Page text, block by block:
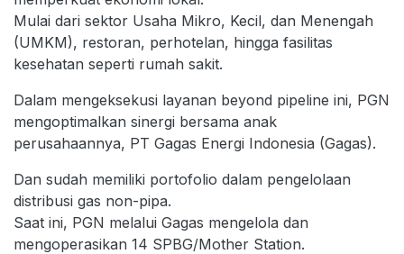
Mulai dari sektor Usaha Mikro, Kecil, dan Menengah
(UMKM), restoran, perhotelan, hingga fasilitas
kesehatan seperti rumah sakit.
Dalam mengeksekusi layanan beyond pipeline ini, PGN
mengoptimalkan sinergi bersama anak
perusahaannya, PT Gagas Energi Indonesia (Gagas).
Dan sudah memiliki portofolio dalam pengelolaan
distribusi gas non-pipa.
Saat ini, PGN melalui Gagas mengelola dan
mengoperasikan 14 SPBG/Mother Station.